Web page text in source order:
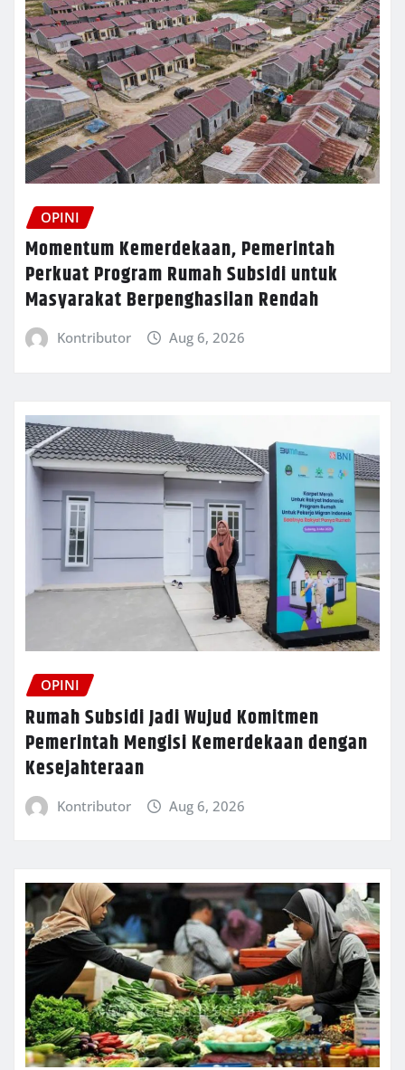
OPINI
Momentum Kemerdekaan, Pemerintah
Perkuat Program Rumah Subsidi untuk
Masyarakat Berpenghasilan Rendah
Kontributor Aug 6, 2026
OPINI
Rumah Subsidi Jadi Wujud Komitmen
Pemerintah Mengisi Kemerdekaan dengan
Kesejahteraan
Kontributor Aug 6, 2026